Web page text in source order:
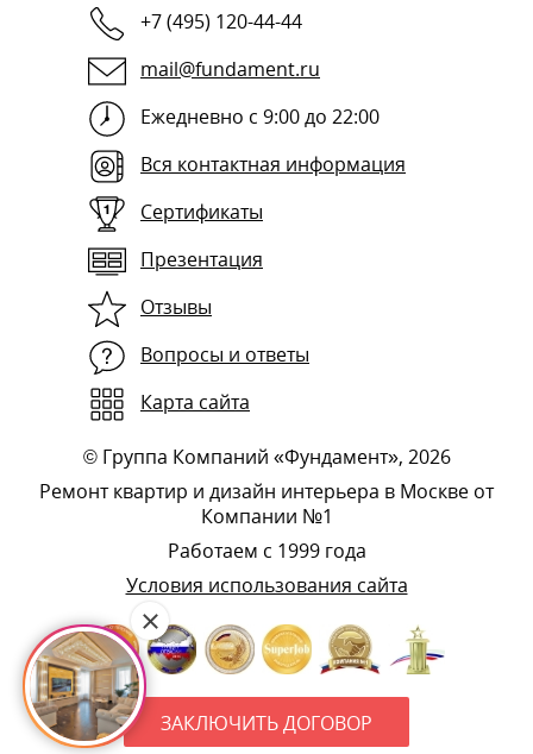
+7 (495) 120-44-44
mail@fundament.ru
Ежедневно с 9:00 до 22:00
Вся контактная информация
Сертификаты
Презентация
Отзывы
Вопросы и ответы
Карта сайта
© Группа Компаний «Фундамент», 2026
Ремонт квартир и дизайн интерьера в Москве от
Компании №1
Работаем с 1999 года
Условия использования сайта
ЗАКЛЮЧИТЬ ДОГОВОР